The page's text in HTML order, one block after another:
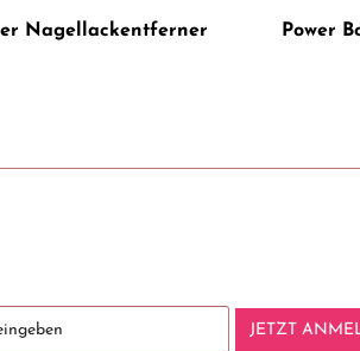
Nagellackentferner Power
JETZT